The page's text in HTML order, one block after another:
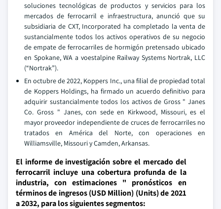
soluciones tecnológicas de productos y servicios para los
mercados de ferrocarril e infraestructura, anunció que su
subsidiaria de CXT, Incorporated ha completado la venta de
sustancialmente todos los activos operativos de su negocio
de empate de ferrocarriles de hormigón pretensado ubicado
en Spokane, WA a voestalpine Railway Systems Nortrak, LLC
(“Nortrak”).
En octubre de 2022, Koppers Inc., una filial de propiedad total
de Koppers Holdings, ha firmado un acuerdo definitivo para
adquirir sustancialmente todos los activos de Gross " Janes
Co. Gross " Janes, con sede en Kirkwood, Missouri, es el
mayor proveedor independiente de cruces de ferrocarriles no
tratados en América del Norte, con operaciones en
Williamsville, Missouri y Camden, Arkansas.
El informe de investigación sobre el mercado del
ferrocarril incluye una cobertura profunda de la
industria, con estimaciones " pronósticos en
términos de ingresos (USD Million) (Units) de 2021
a 2032, para los siguientes segmentos: